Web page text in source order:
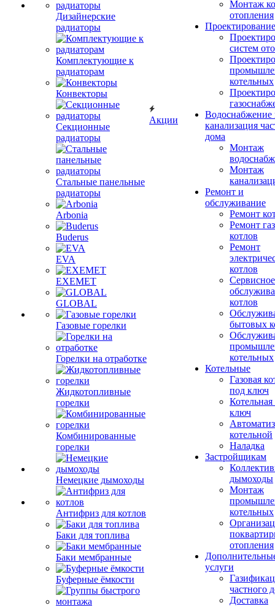
Дизайнерские
радиаторы
Комплектующие к
радиаторам
Конвекторы
Секционные
радиаторы
Стальные панельные
радиаторы
Arbonia
Buderus
EVA
EXEMET
GLOBAL
Газовые горелки
Горелки на отработке
Жидкотопливные
горелки
Комбинированные
горелки
Немецкие дымоходы
Антифриз для котлов
Баки для топлива
Баки мембранные
Буферные ёмкости
Акции
Монтаж
отопления
Проектирование
систем
котельных
Водоснабжение
канализация
дома
Монтаж
Монтаж
Ремонт и
обслуживание
Ремонт
Ремонт
котлов
Ремонт
котлов
Сервисное
котлов
бытовых
котельных
Котельные
Газовая
под ключ
ключ
котельной
Наладка
Застройщикам
дымоходы
Монтаж
котельных
отопления
услуги
частного
Доставка